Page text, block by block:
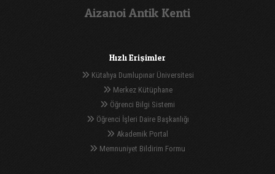
Aizanoi Antik Kenti
Hızlı Erişimler
Kütahya Dumlupınar Üniversitesi
Merkez Kütüphane
Öğrenci Bilgi Sistemi
Öğrenci İşleri Daire Başkanlığı
Akademik Portal
Memnuniyet Bildirim Formu